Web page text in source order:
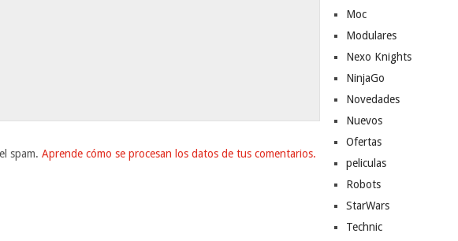
spam. Aprende cómo se procesan los datos de tus comentarios.
Moc
Modulares
Nexo Knights
NinjaGo
Novedades
Nuevos
Ofertas
peliculas
Robots
StarWars
Technic